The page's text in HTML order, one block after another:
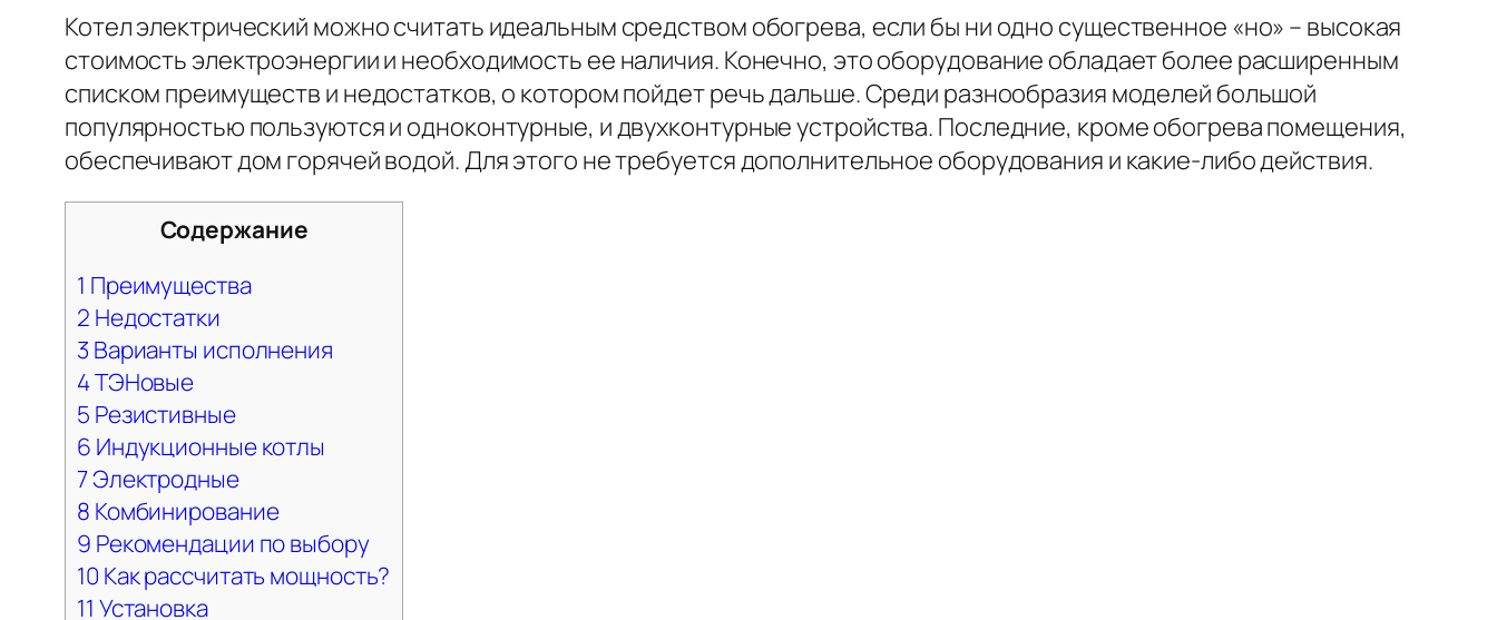
Котел электрический можно считать идеальным средством обогрева, если бы ни одно существенное «но» – высокая
стоимость электроэнергии и необходимость ее наличия. Конечно, это оборудование обладает более расширенным
списком преимуществ и недостатков, о котором пойдет речь дальше. Среди разнообразия моделей большой
популярностью пользуются и одноконтурные, и двухконтурные устройства. Последние, кроме обогрева помещения,
обеспечивают дом горячей водой. Для этого не требуется дополнительное оборудования и какие-либо действия.
Содержание
1 Преимущества
2 Недостатки
3 Варианты исполнения
4ТЭНовые
5 Резистивные
6 Индукционные котлы
7Электродные
8 Комбинирование
9 Рекомендации по выбору
10 Как рассчитать мощность?
11 Установка